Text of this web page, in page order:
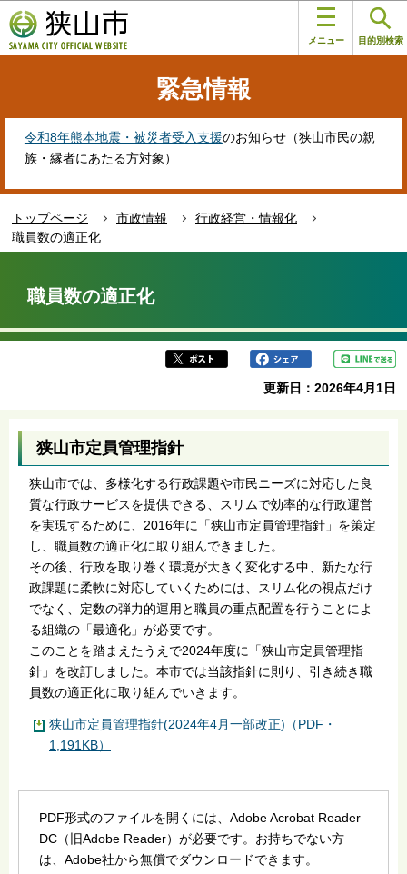
の
ペ
す
メニュー 目的別検索
緊急情報
令和8年熊本地震・被災者受入支援のお知らせ（狭山市民の親
族・縁者にあたる方対象）
トップページ 市政情報
行政経営・情報化
職員数の適正化
か
職員数の適正化
更新日：2026年4月1日
狭山市定員管理指針
狭山市では、多様化する行政課題や市民ニーズに対応した良
質な行政サービスを提供できる、スリムで効率的な行政運営
を実現するために、2016年に「狭山市定員管理指針」を策定
し、職員数の適正化に取り組んできました。
その後、行政を取り巻く環境が大きく変化する中、新たな行
政課題に柔軟に対応していくためには、スリム化の視点だけ
でなく、定数の弾力的運用と職員の重点配置を行うことによ
る組織の「最適化」が必要です。
このことを踏まえたうえで2024年度に「狭山市定員管理指
針」を改訂しました。本市では当該指針に則り、引き続き職
員数の適正化に取り組んでいきます。
狭山市定員管理指針(2024年4月一部改正)（PDF・
1,191KB）
PDF形式のファイルを開くには、Adobe Acrobat Reader
DC（旧Adobe Reader）が必要です。お持ちでない方
は、Adobe社から無償でダウンロードできます。